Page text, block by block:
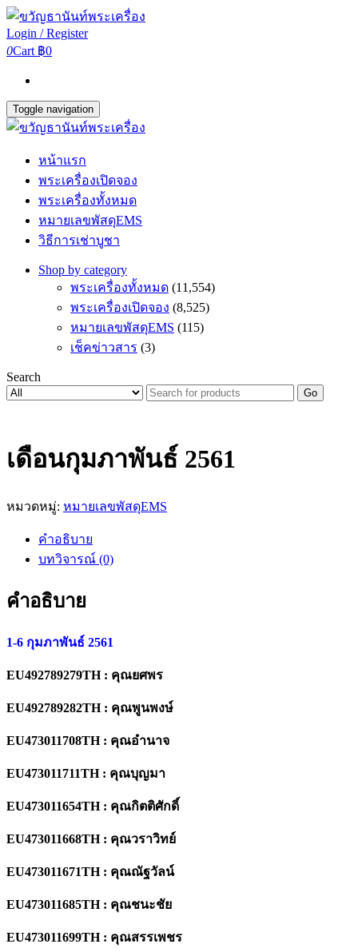
Login / Register
0Cart ฿0
Toggle navigation
หน้าแรก
พระเครื่องเปิดจอง
พระเครื่องทั้งหมด
หมายเลขพัสดุEMS
วิธีการเช่าบูชา
Shop by category
พระเครื่องทั้งหมด (11,554)
พระเครื่องเปิดจอง (8,525)
หมายเลขพัสดุEMS (115)
เช็คข่าวสาร (3)
Search
Go
เดือนกุมภาพันธ์ 2561
หมวดหมู่: หมายเลขพัสดุEMS
คำอธิบาย
บทวิจารณ์ (0)
คำอธิบาย
1-6 กุมภาพันธ์ 2561
EU492789279TH : คุณยศพร
EU492789282TH : คุณพูนพงษ์
EU473011708TH : คุณอำนาจ
EU473011711TH : คุณบุญมา
EU473011654TH : คุณกิตติศักดิ์
EU473011668TH : คุณวราวิทย์
EU473011671TH : คุณณัฐวัลน์
EU473011685TH : คุณชนะชัย
EU473011699TH : คุณสรรเพชร